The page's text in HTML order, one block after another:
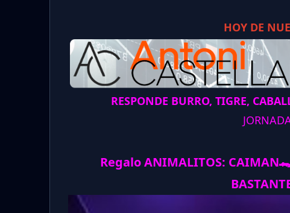
HOY DE
RESPONDE BURRO, TIGRE,
Regalo ANIMALITOS: CAIMAN